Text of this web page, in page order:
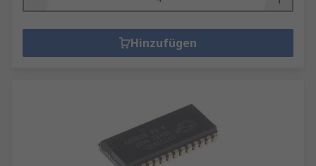
Hinzufügen